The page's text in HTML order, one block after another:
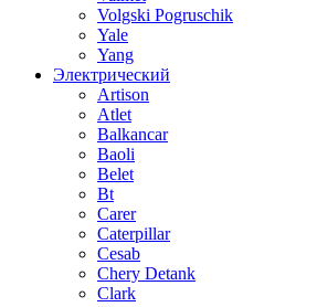
Volgski Pogruschik
Yale
Yang
Электрический
Artison
Atlet
Balkancar
Baoli
Belet
Bt
Carer
Caterpillar
Cesab
Chery Detank
Clark